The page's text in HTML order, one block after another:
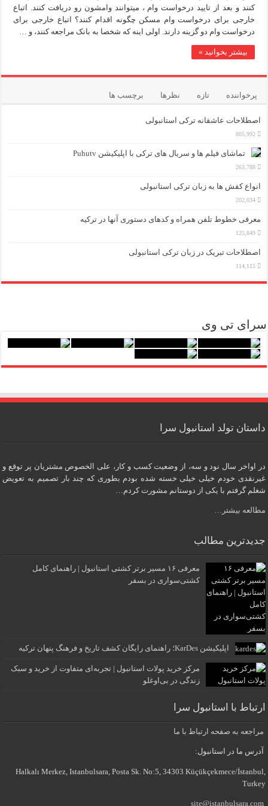
ویژگی‌های مثبت شخصیت در زبان ترکی استانبولی
موزه افسانه‌های کارتال استانبول؛ سفری به دنیای قصه‌ها در
اجاره خانه در استانبول چگونه است؟ راهنمای کامل در سال 2026
کنند و بعد از تایید درخواست وام ، میتوانند وامشون رو دریافت کنند. اتباع
خارجی برای درخواست وام مسکن چگونه اقدام کنند؟ اتباع خارجی برای
درخواست وام دو گزینه دارند. اولی اینه که شخصا به بانک مراجعه کنند، و …
بیشتر بخوانید »
پرخواننده تازه نظرها برچسب ها
اصطلاحات عاشقانه ترکی استانبولی
805,992
تماشای فیلم ها و سریال های ترکی با اپلیکیشن Puhutv
263,788
انواع کفش ها به زبان ترکی استانبولی
202,034
معرفی خطوط تلفن همراه و کدهای دستوری آنها در ترکیه
125,849
اصطلاحات تبریک در زبان ترکی استانبولی
114,115
سرای تی وی
داستان تولد استانبول سرا
در اواخر سال نود و سه، از وضعیت کسب و کار، علی الخصوص مشتریان پر توقع و
غیرنقدی خودم خیلی خیلی خسته شده بودم بطوری که چند بار تصمیم به تعویض
شغلم گرفتم با یکی از دوستانم مشورت کردم…
مطالعه بیشتر…
جدیدترین مطالب
معرفی ۱۶ مسیر برتر کشتی استانبول | راهنمای کامل
کشتی‌سواری در بسفر
اپلیکیشن KarDes؛ راهنمای رایگان کشف تاریخ و فرهنگ پنهان ترکیه
مرکز خرید پولات استانبول | تجربه‌ای متفاوت از خرید و سبک
زندگی در بی‌اوغلو
ارتباط با استانبول سرا
مراجعه به صفحه ارتباط با ما
آدرس ما در استانبول:
Halkalı Merkez, Istanbulsara, Posta Sk. No:5, 34303 Küçükçekmece/İstanbul,
Turkey
site@istanbulsara.com